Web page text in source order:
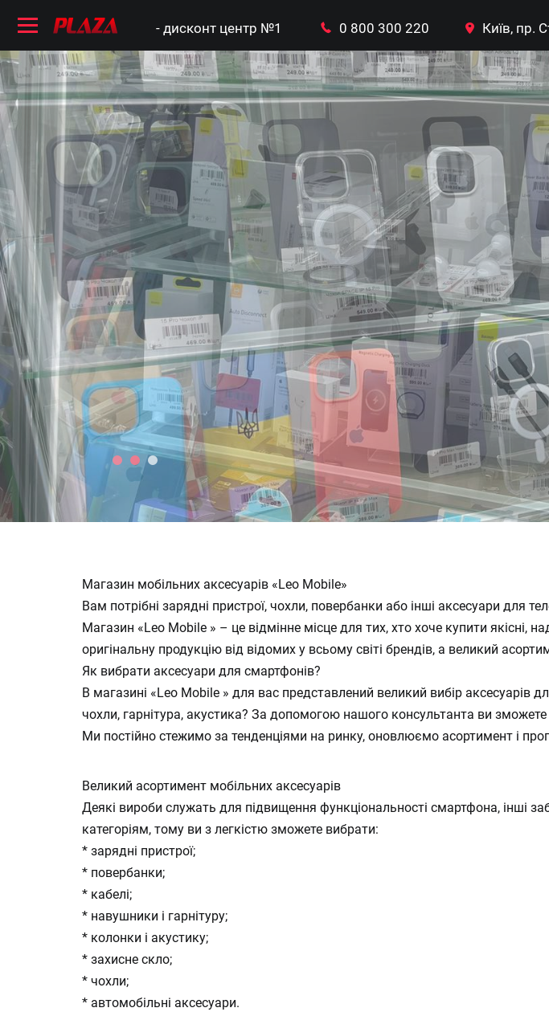
- дисконт центр №1 0 800 300 220 Київ, пр.
Магазин мобільних аксесуарів «Leo Mobile»
Вам потрібні зарядні пристрої, чохли, повербанки або інші аксесуари для
Магазин «Leo Mobile » – це відмінне місце для тих, хто хоче купити якісні,
оригінальну продукцію від відомих у всьому світі брендів, а великий
Як вибрати аксесуари для смартфонів?
В магазині «Leo Mobile » для вас представлений великий вибір аксесуарів
чохли, гарнітура, акустика? За допомогою нашого консультанта ви зможете
Ми постійно стежимо за тенденціями на ринку, оновлюємо асортимент і
Великий асортимент мобільних аксесуарів
Деякі вироби служать для підвищення функціональності смартфона, інші
категоріям, тому ви з легкістю зможете вибрати:
* зарядні пристрої;
* повербанки;
* кабелі;
* навушники і гарнітуру;
* колонки і акустику;
* захисне скло;
* чохли;
* автомобільні аксесуари.